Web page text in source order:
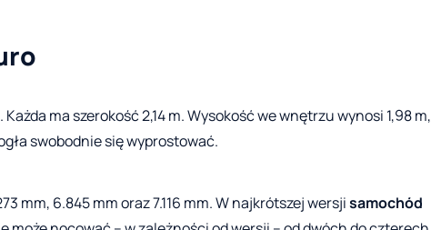
ma szerokość 2,14 m. Wysokość we wnętrzu wynosi 1,98 m,
swobodnie się wyprostować.
mm, 6.845 mm oraz 7.116 mm. W najkrótszej wersjisamochód